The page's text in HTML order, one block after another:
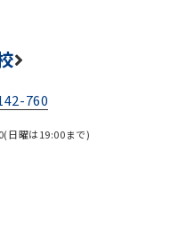
760
日曜は19:00まで)